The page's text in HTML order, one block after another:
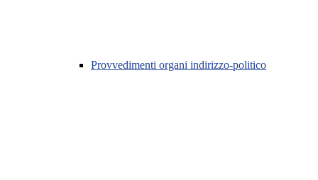
Provvedimenti organi indirizzo-politico